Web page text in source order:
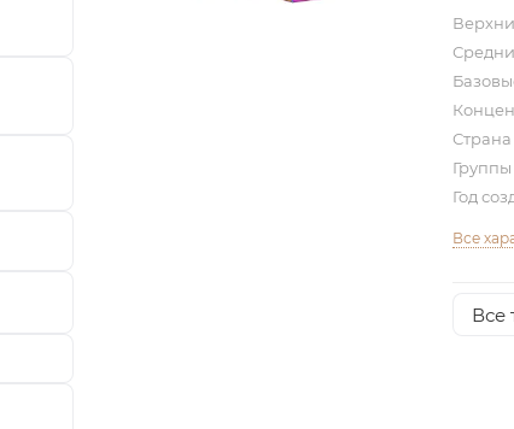
Страна
Группы
Год
Все
Все